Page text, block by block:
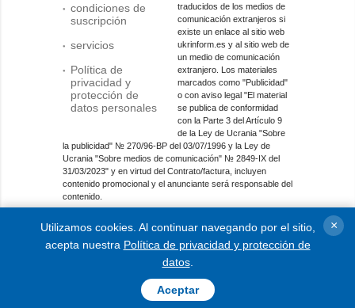
condiciones de
suscripción
servicios
Política de
privacidad y
protección de
datos personales
traducidos de los medios de
comunicación extranjeros si
existe un enlace al sitio web
ukrinform.es y al sitio web de
un medio de comunicación
extranjero. Los materiales
marcados como "Publicidad"
o con aviso legal "El material
se publica de conformidad
con la Parte 3 del Artículo 9
de la Ley de Ucrania "Sobre
la publicidad" № 270/96-ВР del 03/07/1996 y la Ley de
Ucrania "Sobre medios de comunicación" № 2849-IX del
31/03/2023" y en virtud del Contrato/factura, incluyen
contenido promocional y el anunciante será responsable del
contenido.
Entidad de medios en línea; identificador de medios: R40-
01421.
© 2015-2026 Ukrinform. Todos los derechos reservados.
Utilizamos cookies. Al continuar navegando por el sitio,
acepta nuestra Política de privacidad y protección de
datos.
Aceptar
×